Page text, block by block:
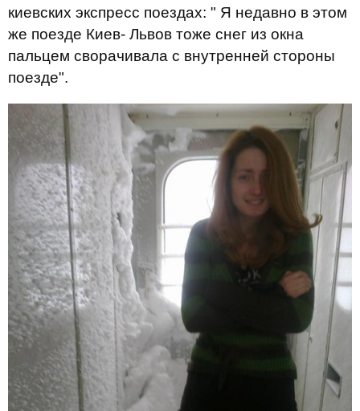
киевских экспресс поездах: " Я недавно в этом
же поезде Киев- Львов тоже снег из окна
пальцем сворачивала с внутренней стороны
поезде".